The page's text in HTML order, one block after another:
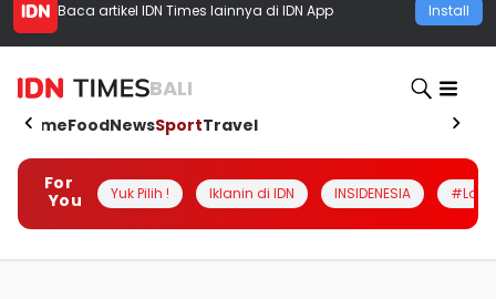
Baca artikel IDN Times lainnya di IDN App Install
BALI
HomeFoodNewsSportTravel
For
You
Yuk Pilih ! Iklanin di IDN INSIDENESIA